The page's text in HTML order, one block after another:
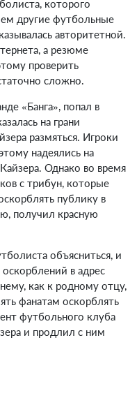
которого
другие футбольные
авторитетной.
а резюме
проверить
сложно.
«Банга», попал в
на грани
размяться. Игроки
надеялись на
Однако во время
с трибун, которые
публику в
получил красную
объясниться, и
в адрес
как к родному отцу,
фанатам оскорблять
футбольного клуба
и продлил с ним